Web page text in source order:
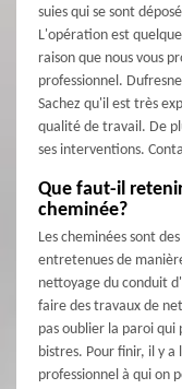
suies qui se sont
L'opération est
raison que nous vous
professionnel.
Sachez qu'il est très
qualité de travail. De
ses interventions.
Que faut-il
cheminée?
Les cheminées sont
entretenues de
nettoyage du conduit
faire des travaux de
pas oublier la paroi qui
bistres. Pour finir, il y
professionnel à qui on